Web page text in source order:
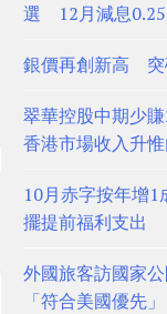
選 12月減息0.25
銀價再創新高 突
翠華控股中期少
香港市場收入升
10月赤字按年增1
擺提前福利支出
外國旅客訪國家
「符合美國優先」